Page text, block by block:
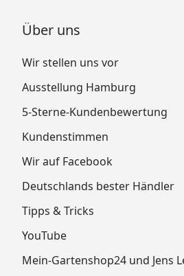
Über uns
Wir stellen uns vor
Ausstellung Hamburg
5-Sterne-Kundenbewertung
Kundenstimmen
Wir auf Facebook
Deutschlands bester Händler
Tipps & Tricks
YouTube
Mein-Gartenshop24 und Jens